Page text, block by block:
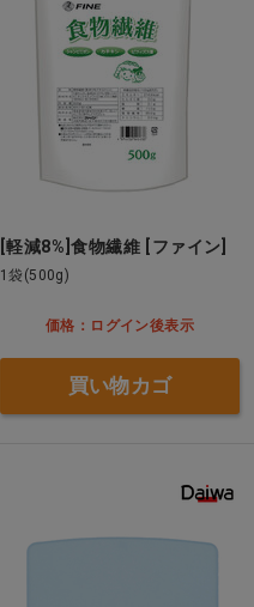
[軽減8%]食物繊維 [ファイン]
1袋(500g)
価格：ログイン後表示
買い物カゴ